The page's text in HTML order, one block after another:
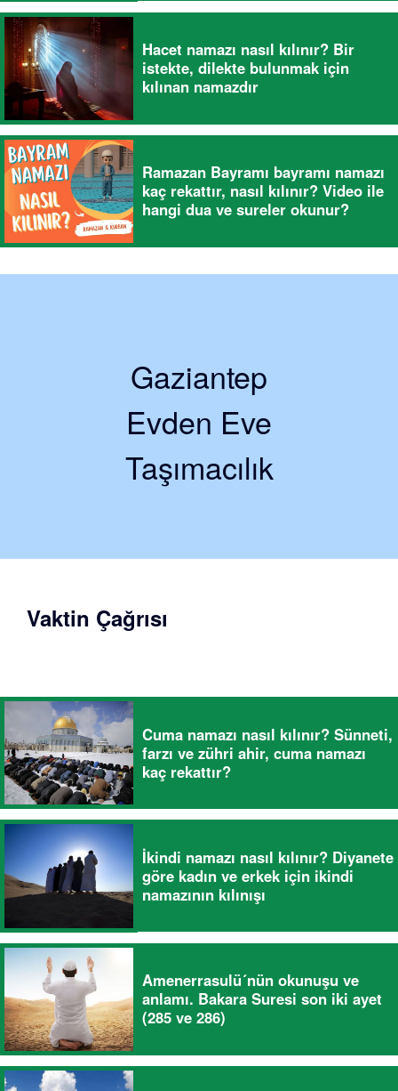
Hacet namazı nasıl kılınır? Bir
istekte, dilekte bulunmak için
kılınan namazdır
Ramazan Bayramı bayramı namazı
kaç rekattır, nasıl kılınır? Video ile
hangi dua ve sureler okunur?
Gaziantep
Evden Eve
Taşımacılık
Vaktin Çağrısı
Cuma namazı nasıl kılınır? Sünneti,
farzı ve zühri ahir, cuma namazı
kaç rekattır?
İkindi namazı nasıl kılınır? Diyanete
göre kadın ve erkek için ikindi
namazının kılınışı
Amenerrasulü´nün okunuşu ve
anlamı. Bakara Suresi son iki ayet
(285 ve 286)